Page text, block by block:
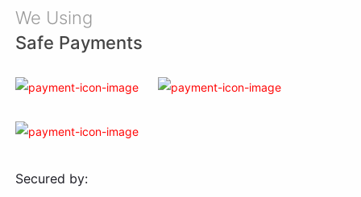
We Using
Safe Payments
Secured by: